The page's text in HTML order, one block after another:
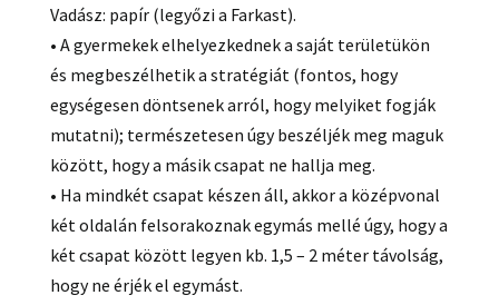
Vadász: papír (legyőzi a Farkast).
• A gyermekek elhelyezkednek a saját területükön
és megbeszélhetik a stratégiát (fontos, hogy
egységesen döntsenek arról, hogy melyiket fogják
mutatni); természetesen úgy beszéljék meg maguk
között, hogy a másik csapat ne hallja meg.
• Ha mindkét csapat készen áll, akkor a középvonal
két oldalán felsorakoznak egymás mellé úgy, hogy a
két csapat között legyen kb. 1,5 – 2 méter távolság,
hogy ne érjék el egymást.